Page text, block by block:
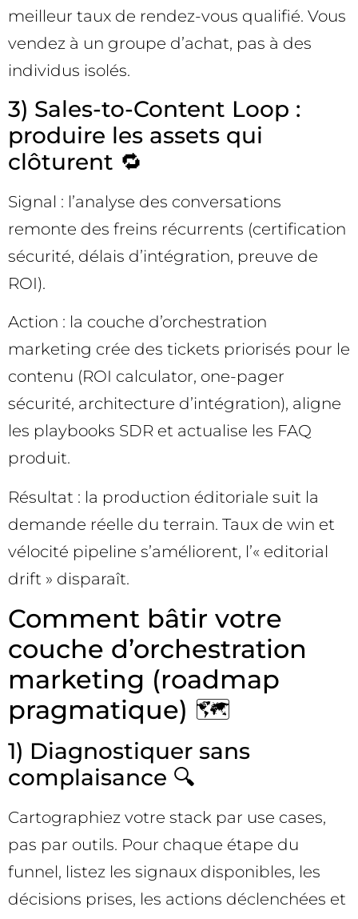
meilleur taux de rendez-vous qualifié. Vous
vendez à un groupe d’achat, pas à des
individus isolés.
3) Sales-to-Content Loop :
produire les assets qui
clôturent 🔁
Signal : l’analyse des conversations
remonte des freins récurrents (certification
sécurité, délais d’intégration, preuve de
ROI).
Action : la couche d’orchestration
marketing crée des tickets priorisés pour le
contenu (ROI calculator, one-pager
sécurité, architecture d’intégration), aligne
les playbooks SDR et actualise les FAQ
produit.
Résultat : la production éditoriale suit la
demande réelle du terrain. Taux de win et
vélocité pipeline s’améliorent, l’« editorial
drift » disparaît.
Comment bâtir votre
couche d’orchestration
marketing (roadmap
pragmatique) 🗺️
1) Diagnostiquer sans
complaisance 🔍
Cartographiez votre stack par use cases,
pas par outils. Pour chaque étape du
funnel, listez les signaux disponibles, les
décisions prises, les actions déclenchées et